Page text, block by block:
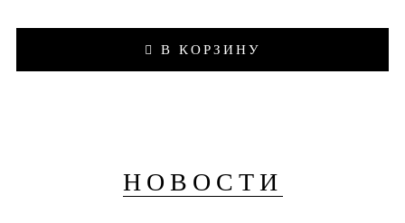
В КОРЗИНУ
НОВОСТИ